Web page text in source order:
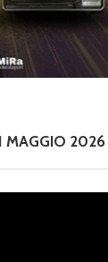
MAGGIO 2026